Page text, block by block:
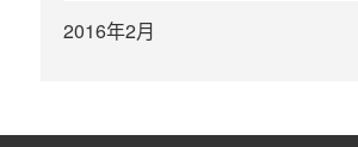
2016年2月